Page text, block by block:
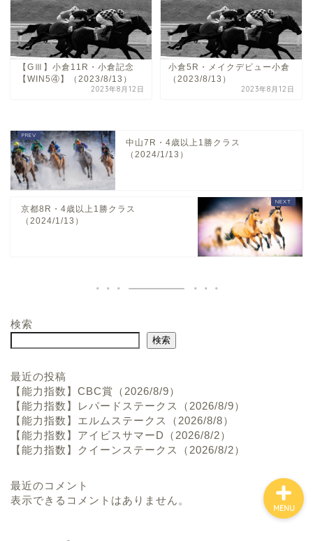
【GⅢ】小倉11R・小倉記念
【WIN5④】（2023/8/13）
2023年8月12日
小倉5R・メイクデビュー小倉
（2023/8/13）
2023年8月12日
中山7R・4歳以上1勝クラス
（2024/1/13）
京都8R・4歳以上1勝クラス
（2024/1/13）
検索
検索
最近の投稿
【能力指数】CBC賞（2026/8/9）
【能力指数】レパードステークス（2026/8/9）
【能力指数】エルムステークス（2026/8/8）
【能力指数】アイビスサマーD（2026/8/2）
【能力指数】クイーンステークス（2026/8/2）
最近のコメント
表示できるコメントはありません。
MENU
プロフィール